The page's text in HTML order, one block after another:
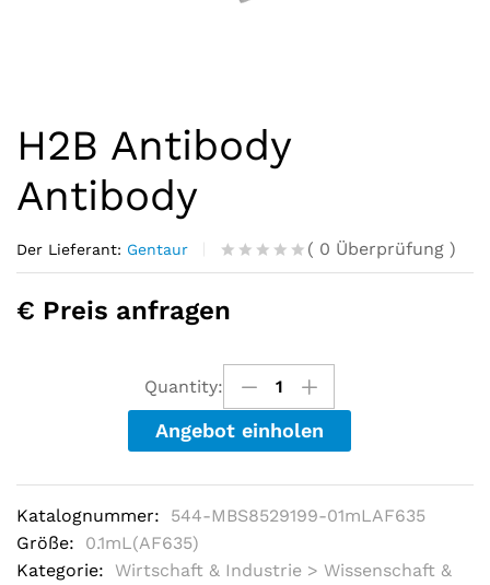
H2B Antibody
Antibody
Der Lieferant: Gentaur
R
t
o
u
t
o
f
5
a
e
n
0
( 0 Überprüfung )
€ Preis anfragen
Quantity:
Angebot einholen
Katalognummer:
544-MBS8529199-01mLAF635
Größe:
0.1mL(AF635)
Kategorie:
Wirtschaft & Industrie > Wissenschaft &